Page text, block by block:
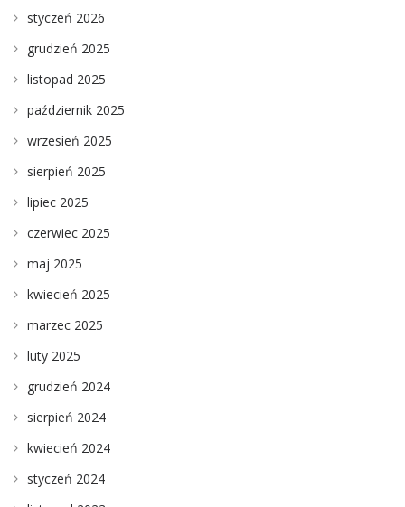
styczeń 2026
grudzień 2025
listopad 2025
październik 2025
wrzesień 2025
sierpień 2025
lipiec 2025
czerwiec 2025
maj 2025
kwiecień 2025
marzec 2025
luty 2025
grudzień 2024
sierpień 2024
kwiecień 2024
styczeń 2024